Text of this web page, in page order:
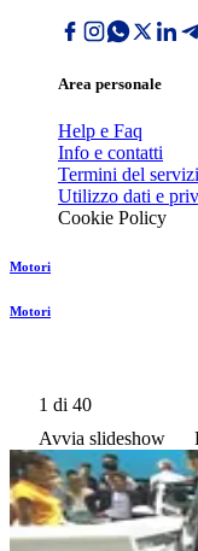
Area personale
Help e Faq
Info e contatti
Termini del
Utilizzo dati e
Cookie Policy
Motori
Motori
1 di 40
Avvia slideshow